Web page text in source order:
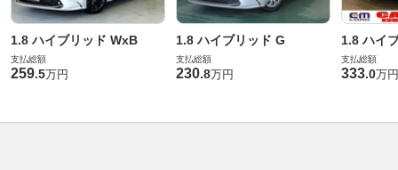
1.8 ハイブリッド WxB
支払総額
259.5万円
1.8 ハイブリッド G
支払総額
230.8万円
1.8 ハイ
支払総額
333.0万円